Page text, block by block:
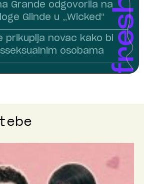
Grande odgovorila na
Glinde u „Wicked“
prikuplja novac kako bi
osobama